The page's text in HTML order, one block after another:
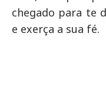
chegado para te
e exerça a sua fé.